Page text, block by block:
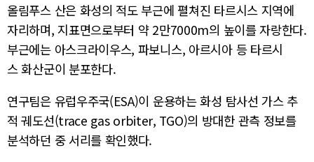
올림푸스 산은 화성의 적도 부근에 펼쳐진 타르시스 지역에
자리하며, 지표면으로부터 약 2만7000m의 높이를 자랑한다.
부근에는 아스크라이우스, 파보니스, 아르시아 등 타르시
스 화산군이 분포한다.
연구팀은 유럽우주국(ESA)이 운용하는 화성 탐사선 가스 추
적 궤도선(trace gas orbiter, TGO)의 방대한 관측 정보를
분석하던 중 서리를 확인했다.